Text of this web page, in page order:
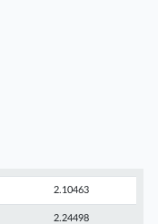
2.10463
2.24498